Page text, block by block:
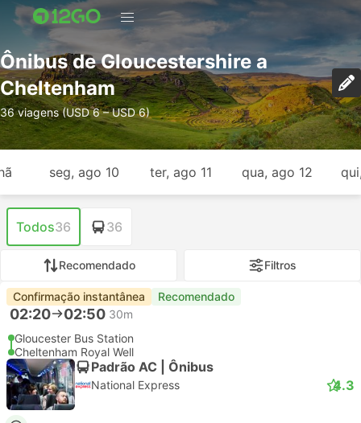
Ônibus de Gloucestershire a
Cheltenham
36 viagens (USD 6 – USD 6)
seg, ago 10 ter, ago 11 qua, ago 12
Todos36 36
Recomendado Filtros
Confirmação instantânea Recomendado
02:20 02:50 30m
Gloucester Bus Station
Cheltenham Royal Well
Padrão AC | Ônibus
National Express 4.3